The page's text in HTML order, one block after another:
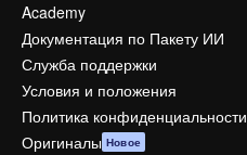
Academy
Документация по Пакету ИИ
Служба поддержки
Условия и положения
Политика конфиденциальности
Оригиналы Новое